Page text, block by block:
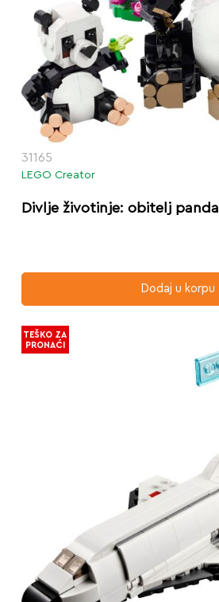
31165
LEGO Creator
Divlje životinje: obitelj panda
Dodaj u korpu
TEŠKO ZA
PRONAĆI